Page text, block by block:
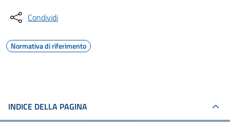
Condividi
Normativa di riferimento
INDICE DELLA PAGINA